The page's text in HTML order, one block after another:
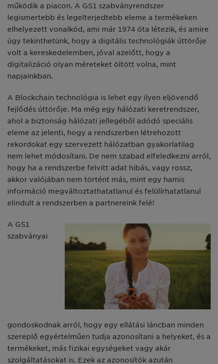
működik a piacon. A GS1 szabványrendszer
legismertebb és legelterjedtebb eleme a termékeken
elhelyezett vonalkód, ami már 1974 óta létezik, és amire
úgy tekinthetünk, hogy a digitális technológiák úttörője
volt a kereskedelemben, jóval azelőtt, hogy a
digitalizáció olyan méreteket öltött volna, mint
napjainkban.
A Blockchain technológia is lehet egy ilyen eljövendő
fejlődés úttörője. Ma még egy hálózati keretrendszer,
ahol a biztonság hálózati jellegéből adódó speciális
eleme az jelenti, hogy a rendszerben létrehozott
rekordokat egy szervezett hálózatban gyakorlatilag
nem lehet módosítani. De nem szabad elfeledkezni arról,
hogy ha a rendszerbe felvitt adat hibás, vagy rossz,
akkor valójában nem történt más, mint egy hamis
információ megváltoztathatatlanul és felülírhatatlanul
elindult a rendszerben a partnereink felé!
A GS1
szabványai
gondoskodnak arról, hogy egy ellátási láncban minden
szereplő egyértelműen tudja azonosítani a helyeket, és a
termékeket, más fizikai egységeket vagy akár
szolgáltatásokat is. Ezek az azonosítók azután